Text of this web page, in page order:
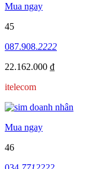
Mua ngay
45
087.908.2222
22.162.000 ₫
itelecom
Mua ngay
46